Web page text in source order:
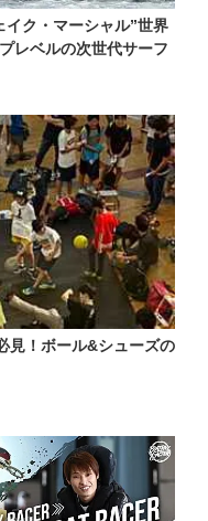
イク・マーシャル”世界
プレベルの次世代サーフ
見！ボール&シューズの